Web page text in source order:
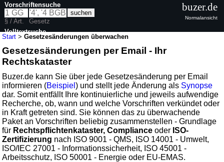
Start >Gesetzesänderungen überwachen
Gesetzesänderungen per Email - Ihr
Rechtskataster
Buzer.de kann Sie über jede Gesetzesänderung per Email
informieren (Beispiel) und stellt jede Änderung als Synopse
dar. Somit entfällt Ihre kontinuierliche und jeweils aufwendige
Recherche, ob, wann und welche Vorschriften verkündet oder
in Kraft getreten sind. Sie können das zu überwachende
Paket an Vorschriften beliebig zusammenstellen - Grundlage
für Rechtspflichtenkataster, Compliance oder ISO-
Zertifizierung nach ISO 9001 - QMS, ISO 14001 - Umwelt,
ISO/IEC 27001 - Informationssicherheit, ISO 45001 -
Arbeitsschutz, ISO 50001 - Energie oder EU-EMAS.
Vorschriftensuche
§ / Art.
Gesetz
Volltextsuche
buzer.de
Normalansicht